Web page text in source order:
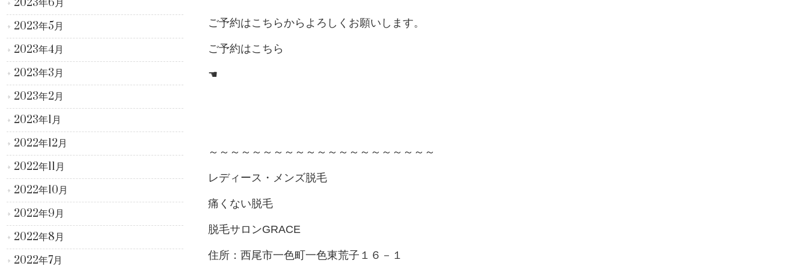
ご予約はこちらからよろしくお願いします。
ご予約はこちら
☚
～～～～～～～～～～～～～～～～～～～～～
レディース・メンズ脱毛
痛くない脱毛
脱毛サロンGRACE
住所：西尾市一色町一色東荒子１６－１
2023年6月
2023年5月
2023年4月
2023年3月
2023年2月
2023年1月
2022年12月
2022年11月
2022年10月
2022年9月
2022年8月
2022年7月